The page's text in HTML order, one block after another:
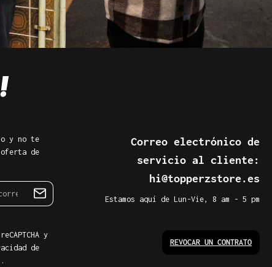
y no te
de
y
de
.
Correo electrónico de
servicio al cliente:
hi@topperzstore.es
Estamos aquí de Lun-Vie, 8 am - 5 pm
REVOCAR UN CONTRATO